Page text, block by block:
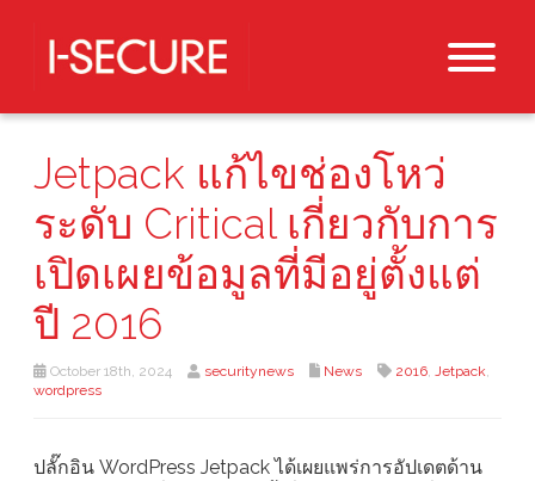
Jetpack แก้ไขช่องโหว่
ระดับ Critical เกี่ยวกับการ
เปิดเผยข้อมูลที่มีอยู่ตั้งแต่
ปี 2016
October 18th, 2024 securitynews News 2016, Jetpack,
wordpress
ปลั๊กอิน WordPress Jetpack ได้เผยแพร่การอัปเดตด้าน